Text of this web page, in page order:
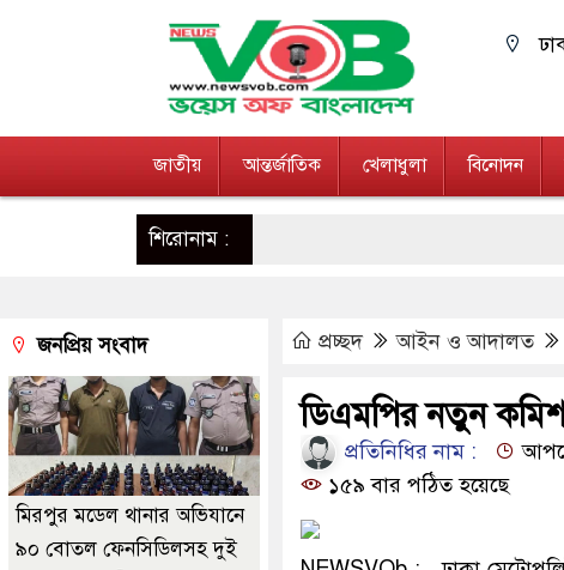
জাতীয় আন্তর্জাতিক খেলাধুলা বিনোদন
শিরোনাম :
প্রচ্ছদ আইন ও আদালত
ডিএমপির নতুন
প্রতিনিধির নাম :
১৫৯ বার পঠিত হয়েছে
জনপ্রিয় সংবাদ
মিরপুর মডেল থানার অভিযানে
৯০ বোতল ফেনসিডিলসহ দুই